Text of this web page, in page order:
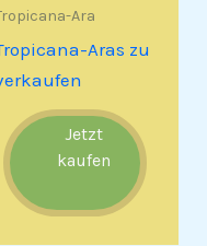
Ara
Aras zu
Jetzt
kaufen